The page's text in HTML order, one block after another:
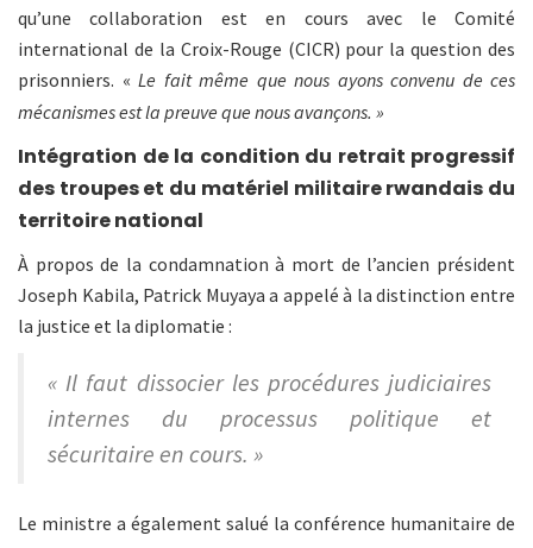
qu’une collaboration est en cours avec le Comité
international de la Croix-Rouge (CICR) pour la question des
prisonniers. « Le fait même que nous ayons convenu de ces
mécanismes est la preuve que nous avançons. »
Intégration de la condition du retrait progressif
des troupes et du matériel militaire rwandais du
territoire national
À propos de la condamnation à mort de l’ancien président
Joseph Kabila, Patrick Muyaya a appelé à la distinction entre
la justice et la diplomatie :
« Il faut dissocier les procédures judiciaires
internes du processus politique et
sécuritaire en cours. »
Le ministre a également salué la conférence humanitaire de